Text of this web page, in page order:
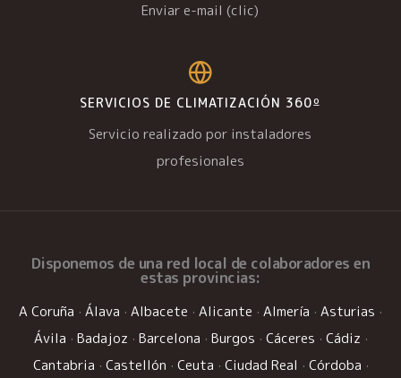
Enviar e-mail (clic)
SERVICIOS DE CLIMATIZACIÓN 360º
Servicio realizado por instaladores
profesionales
Disponemos de una red local de colaboradores en
estas provincias:
A Coruña · Álava · Albacete · Alicante · Almería · Asturias ·
Ávila · Badajoz · Barcelona · Burgos · Cáceres · Cádiz ·
Cantabria · Castellón · Ceuta · Ciudad Real · Córdoba ·